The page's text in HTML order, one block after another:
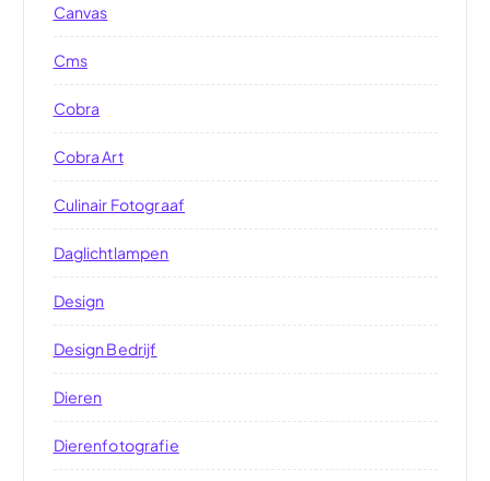
Canvas
Cms
Cobra
Cobra Art
Culinair Fotograaf
Daglichtlampen
Design
Design Bedrijf
Dieren
Dierenfotografie